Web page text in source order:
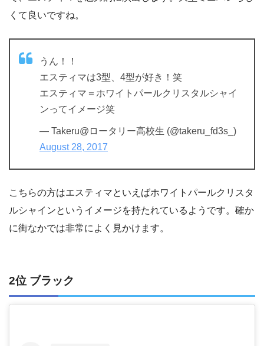
くて良いですね。
うん！！
エスティマは3型、4型が好き！笑
エスティマ＝ホワイトパールクリスタルシャイ
ンってイメージ笑
— Takeru@ロータリー高校生 (@takeru_fd3s_)
August 28, 2017
こちらの方はエスティマといえばホワイトパールクリスタ
ルシャインというイメージを持たれているようです。確か
に街なかでは非常によく見かけます。
2位 ブラック